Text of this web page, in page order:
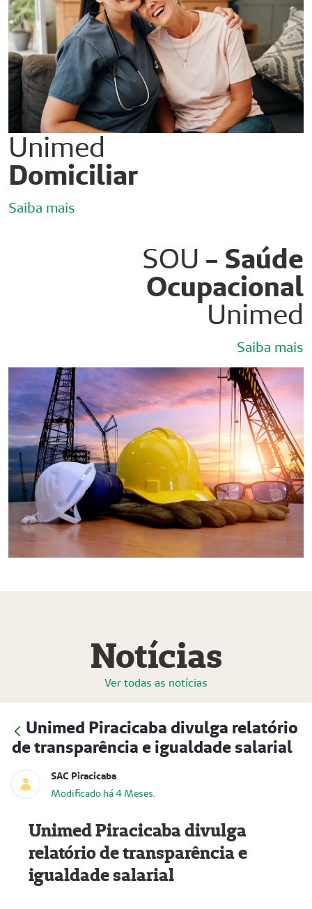
Unimed
Domiciliar
Saiba mais
SOU - Saúde
Ocupacional
Unimed
Saiba mais
Notícias
Ver todas as notícias
Unimed Piracicaba divulga relatório
de transparência e igualdade salarial
SAC Piracicaba
Modificado há 4 Meses.
Unimed Piracicaba divulga
relatório de transparência e
igualdade salarial